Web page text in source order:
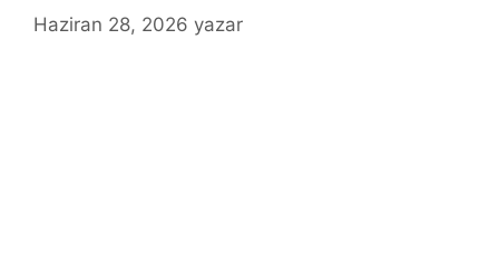
Haziran 28, 2026 yazar